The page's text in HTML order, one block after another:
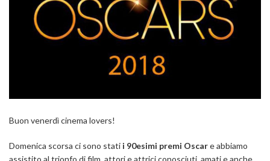
Buon venerdì cinema lovers!
Domenica scorsa ci sono stati i 90esimi premi Oscare abbiamo
assistito al trionfo di film, attori e attrici conosciuti, amati e anche